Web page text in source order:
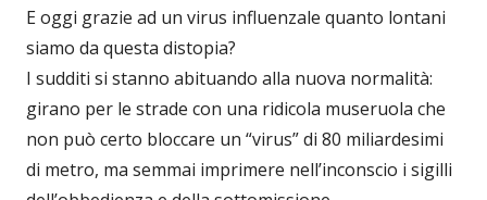
E oggi grazie ad un virus influenzale quanto lontani
siamo da questa distopia?
I sudditi si stanno abituando alla nuova normalità:
girano per le strade con una ridicola museruola che
non può certo bloccare un “virus” di 80 miliardesimi
di metro, ma semmai imprimere nell’inconscio i sigilli